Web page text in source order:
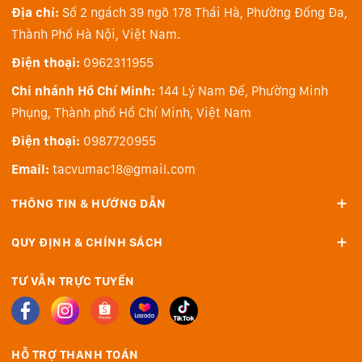
Địa chỉ: Số 2 ngách 39 ngõ 178 Thái Hà, Phường Đống Đa,
Thành Phố Hà Nội, Việt Nam.
Điện thoại: 0962311955
Chi nhánh Hồ Chí Minh: 144 Lý Nam Đế, Phường Minh
Phụng, Thành phố Hồ Chí Minh, Việt Nam
Điện thoại: 0987720955
Email: tacvumac18@gmail.com
THÔNG TIN & HƯỚNG DẪN
QUY ĐỊNH & CHÍNH SÁCH
TƯ VẪN TRỰC TUYẾN
HỖ TRỢ THANH TOÁN